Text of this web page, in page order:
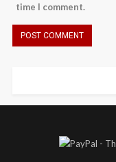
time I comment.